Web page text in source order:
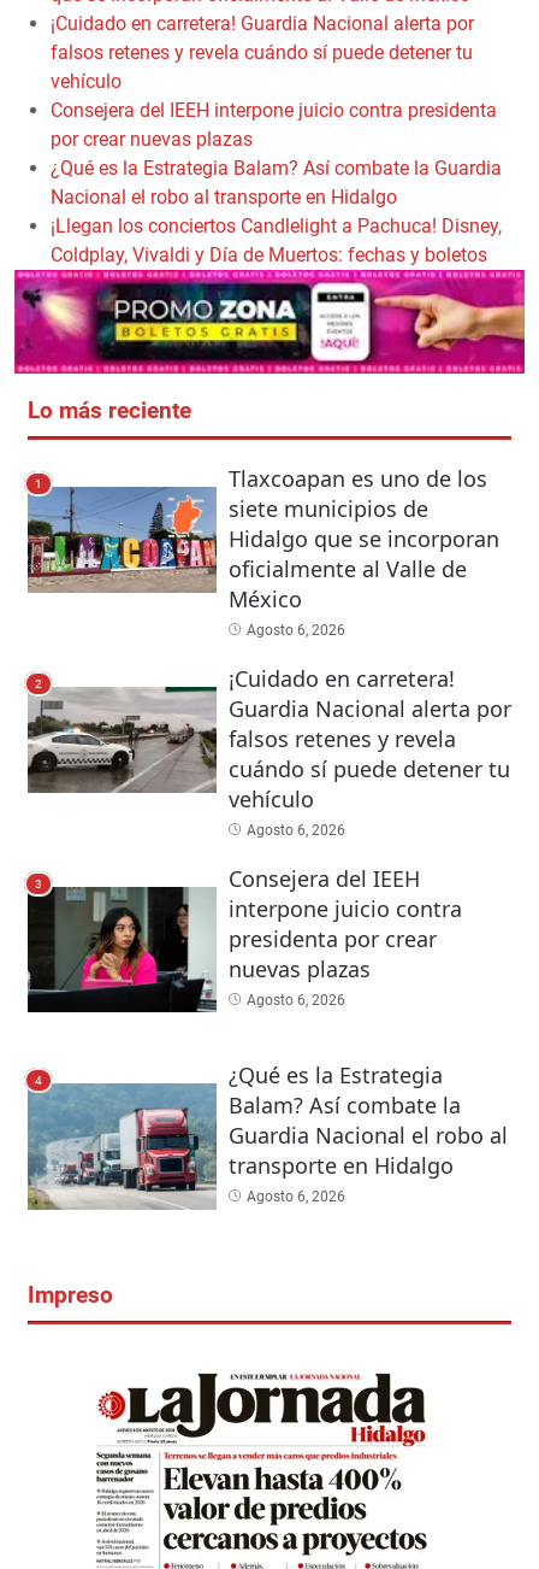
¡Cuidado en carretera! Guardia Nacional alerta por
falsos retenes y revela cuándo sí puede detener tu
vehículo
Consejera del IEEH interpone juicio contra presidenta
por crear nuevas plazas
¿Qué es la Estrategia Balam? Así combate la Guardia
Nacional el robo al transporte en Hidalgo
¡Llegan los conciertos Candlelight a Pachuca! Disney,
Coldplay, Vivaldi y Día de Muertos: fechas y boletos
Lo más reciente
1
Tlaxcoapan es uno de los
siete municipios de
Hidalgo que se incorporan
oficialmente al Valle de
México
Agosto 6, 2026
2
¡Cuidado en carretera!
Guardia Nacional alerta por
falsos retenes y revela
cuándo sí puede detener tu
vehículo
Agosto 6, 2026
3
Consejera del IEEH
interpone juicio contra
presidenta por crear
nuevas plazas
Agosto 6, 2026
4
¿Qué es la Estrategia
Balam? Así combate la
Guardia Nacional el robo al
transporte en Hidalgo
Agosto 6, 2026
Impreso